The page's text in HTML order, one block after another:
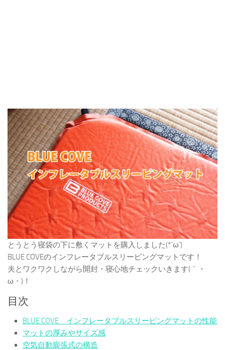
とうとう寝袋の下に敷くマットを購入しました(*´ω`)
BLUE COVEのインフレータブルスリーピングマットです！
夫とワクワクしながら開封・寝心地チェックいきます(｀・
ω・)！
目次
BLUE COVE インフレータブルスリーピングマットの性能
マットの厚みやサイズ感
空気自動膨張式の構造